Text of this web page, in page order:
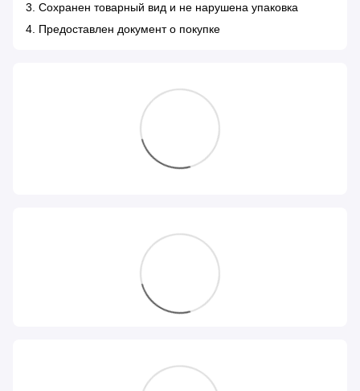
3. Сохранен товарный вид и не нарушена упаковка
4. Предоставлен документ о покупке